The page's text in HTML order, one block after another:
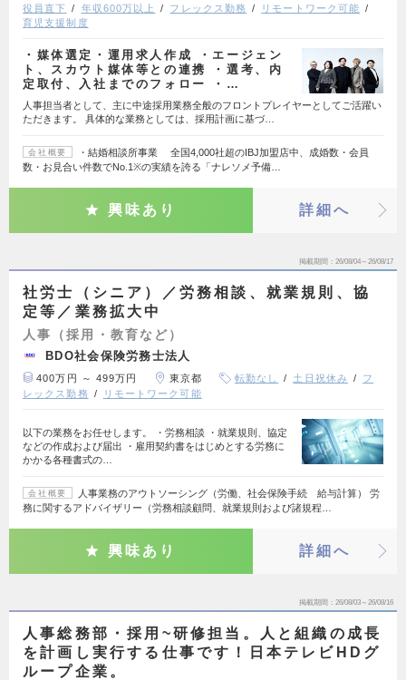
役員直下
年収600万以上 フレックス勤務
リモートワーク可能
育児支援制度
・媒体選定・運用求人作成 ・エージェン
ト、スカウト媒体等との連携 ・選考、内
定取付、入社までのフォロー ・…
人事担当者として、主に中途採用業務全般のフロントプレイヤーとしてご活躍い
ただきます。 具体的な業務としては、採用計画に基づ…
会社概要
・結婚相談所事業 全国4,000社超のIBJ加盟店中、成婚数・会員
数・お見合い件数でNo.1※の実績を誇る「ナレソメ予備…
興味あり 詳細へ
掲載期間 26/08/04～26/08/17
社労士（シニア）／労務相談、就業規則、協
定等／業務拡大中
人事（採用・教育など）
BDO社会保険労務士法人
400万円 ～ 499万円 東京都 転勤なし 土日祝休み
フ
レックス勤務
リモートワーク可能
以下の業務をお任せします。 ・労務相談 ・就業規則、協定
などの作成および届出 ・雇用契約書をはじめとする労務に
かかる各種書式の…
会社概要
人事業務のアウトソーシング（労働、社会保険手続 給与計算） 労
務に関するアドバイザリー（労務相談顧問、就業規則および諸規程…
興味あり 詳細へ
掲載期間 26/08/03～26/08/16
人事総務部・採用~研修担当。人と組織の成長
を計画し実行する仕事です！日本テレビHDグ
ループ企業。